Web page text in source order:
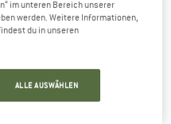
im unteren Bereich unserer
werden. Weitere Informationen,
du in unseren
ALLE AUSWÄHLEN